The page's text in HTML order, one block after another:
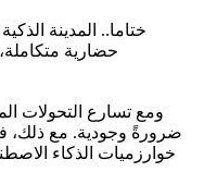
ختاما.. المدينة
حضارية
ومع تسارع التحولات
ضرورةً وجودية. مع ذلك،
خوارزميات الذكاء